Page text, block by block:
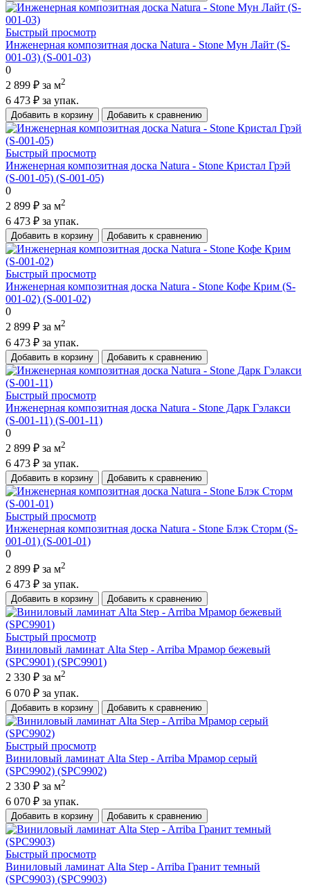
Быстрый просмотр
Инженерная композитная доска Natura - Stone Мун Лайт (S-
001-03) (S-001-03)
0
2 899 ₽ за м2
6 473 ₽ за упак.
Добавить в корзину Добавить к сравнению
Быстрый просмотр
Инженерная композитная доска Natura - Stone Кристал Грэй
(S-001-05) (S-001-05)
0
2 899 ₽ за м2
6 473 ₽ за упак.
Добавить в корзину Добавить к сравнению
Быстрый просмотр
Инженерная композитная доска Natura - Stone Кофе Крим (S-
001-02) (S-001-02)
0
2 899 ₽ за м2
6 473 ₽ за упак.
Добавить в корзину Добавить к сравнению
Быстрый просмотр
Инженерная композитная доска Natura - Stone Дарк Гэлакси
(S-001-11) (S-001-11)
0
2 899 ₽ за м2
6 473 ₽ за упак.
Добавить в корзину Добавить к сравнению
Быстрый просмотр
Инженерная композитная доска Natura - Stone Блэк Сторм (S-
001-01) (S-001-01)
0
2 899 ₽ за м2
6 473 ₽ за упак.
Добавить в корзину Добавить к сравнению
Быстрый просмотр
Виниловый ламинат Alta Step - Arriba Мрамор бежевый
(SPC9901) (SPC9901)
2 330 ₽ за м2
6 070 ₽ за упак.
Добавить в корзину Добавить к сравнению
Быстрый просмотр
Виниловый ламинат Alta Step - Arriba Мрамор серый
(SPC9902) (SPC9902)
2 330 ₽ за м2
6 070 ₽ за упак.
Добавить в корзину Добавить к сравнению
Быстрый просмотр
Виниловый ламинат Alta Step - Arriba Гранит темный
(SPC9903) (SPC9903)